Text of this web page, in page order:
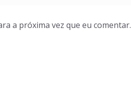
a próxima vez que eu comentar.